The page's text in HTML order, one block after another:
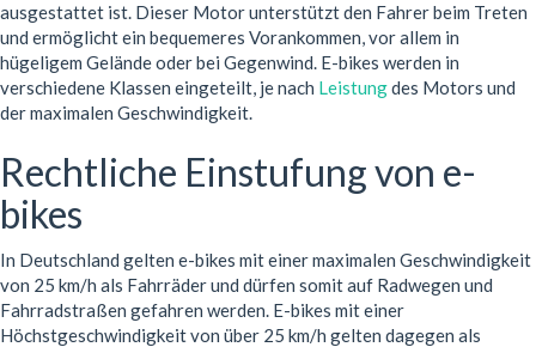
ausgestattet ist. Dieser Motor unterstützt den Fahrer beim Treten
und ermöglicht ein bequemeres Vorankommen, vor allem in
hügeligem Gelände oder bei Gegenwind. E-bikes werden in
verschiedene Klassen eingeteilt, je nach Leistungdes Motors und
der maximalen Geschwindigkeit.
Rechtliche Einstufung von e-
bikes
In Deutschland gelten e-bikes mit einer maximalen Geschwindigkeit
von 25 km/h als Fahrräder und dürfen somit auf Radwegen und
Fahrradstraßen gefahren werden. E-bikes mit einer
Höchstgeschwindigkeit von über 25 km/h gelten dagegen als